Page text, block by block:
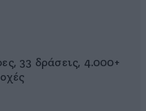
33 δράσεις, 4.000+